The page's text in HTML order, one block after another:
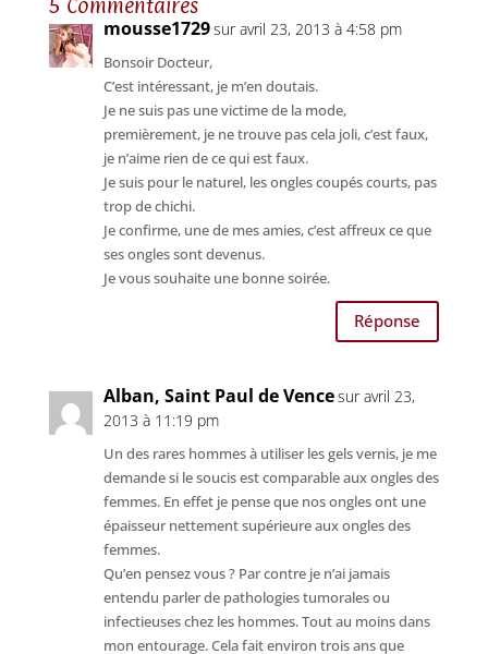
5 Commentaires
mousse1729sur avril 23, 2013 à 4:58 pm
Bonsoir Docteur,
C’est intéressant, je m’en doutais.
Je ne suis pas une victime de la mode,
premièrement, je ne trouve pas cela joli, c’est faux,
je n’aime rien de ce qui est faux.
Je suis pour le naturel, les ongles coupés courts, pas
trop de chichi.
Je confirme, une de mes amies, c’est affreux ce que
ses ongles sont devenus.
Je vous souhaite une bonne soirée.
Réponse
Alban, Saint Paul de Vencesur avril 23,
2013 à 11:19 pm
Un des rares hommes à utiliser les gels vernis, je me
demande si le soucis est comparable aux ongles des
femmes. En effet je pense que nos ongles ont une
épaisseur nettement supérieure aux ongles des
femmes.
Qu’en pensez vous ? Par contre je n’ai jamais
entendu parler de pathologies tumorales ou
infectieuses chez les hommes. Tout au moins dans
mon entourage. Cela fait environ trois ans que